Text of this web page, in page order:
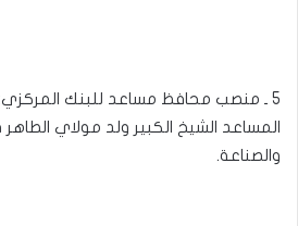
5 ـ منصب محافظ مساعد للبنك
المساعد الشيخ الكبير ولد مولاي
والصناعة.